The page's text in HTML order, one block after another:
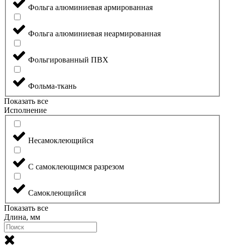
Фольга алюминиевая армированная
Фольга алюминиевая неармированная
Фольгированный ПВХ
Фольма-ткань
Показать все
Исполнение
Несамоклеющийся
С самоклеющимся разрезом
Самоклеющийся
Показать все
Длина, мм